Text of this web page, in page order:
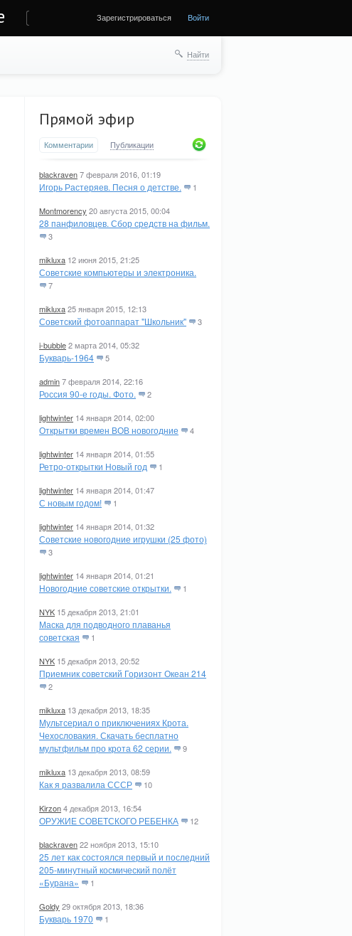
Зарегистрироваться Войти
Найти
Прямой эфир
Комментарии Публикации
blackraven7 февраля 2016, 01:19
Игорь Растеряев. Песня о детстве. 1
Montmorency 20 августа 2015, 00:04
28 панфиловцев. Сбор средств на фильм.
3
mikluxa 12 июня 2015, 21:25
Советские компьютеры и электроника.
7
mikluxa25 января 2015, 12:13
Советский фотоаппарат "Школьник" 3
i-bubble2 марта 2014, 05:32
Букварь-1964 5
admin7 февраля 2014, 22:16
Россия 90-е годы. Фото. 2
lightwinter 14 января 2014, 02:00
Открытки времен ВОВ новогодние 4
lightwinter 14 января 2014, 01:55
Ретро-открытки Новый год 1
lightwinter 14 января 2014, 01:47
С новым годом! 1
lightwinter 14 января 2014, 01:32
Советские новогодние игрушки (25 фото)
3
lightwinter 14 января 2014, 01:21
Новогодние советские открытки. 1
NYK 15 декабря 2013, 21:01
Маска для подводного плаванья
советская
1
NYK 15 декабря 2013, 20:52
Приемник советский Горизонт Океан 214
2
mikluxa 13 декабря 2013, 18:35
Мультсериал о приключениях Крота.
Чехословакия. Скачать бесплатно
мультфильм про крота 62 серии.
9
mikluxa 13 декабря 2013, 08:59
Как я развалила СССР 10
Kirzon4 декабря 2013, 16:54
ОРУЖИЕ СОВЕТСКОГО РЕБЕНКА 12
blackraven22 ноября 2013, 15:10
25 лет как состоялся первый и последний
205-минутный космический полёт
«Бурана»
1
Goldy 29 октября 2013, 18:36
Букварь 1970 1